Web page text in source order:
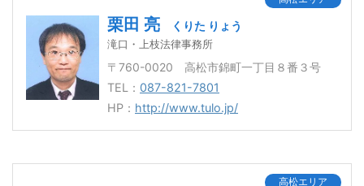
栗田 亮 くりた りょう
滝口・上枝法律事務所
〒760-0020 高松市錦町一丁目８番３号
TEL： 087-821-7801
HP： http://www.tulo.jp/
高松エリア